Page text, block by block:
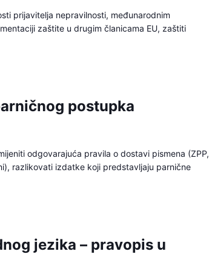
prijavitelja nepravilnosti, međunarodnim
zaštite u drugim članicama EU, zaštiti
postupka
odgovarajuća pravila o dostavi pismena (ZPP,
razlikovati izdatke koji predstavljaju parnične
jezika – pravopis u